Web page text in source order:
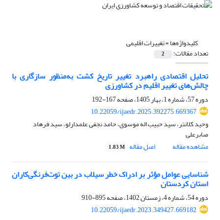
کلیدواژه‌ها =تغییرات اقلیمی
تعداد مقالات: 2
تحلیل اقتصادی راهبرد تغییر تاریخ کشت به‌منظور سازگاری با
چالش‌های تغییر اقلیم در کشاورزی
دوره 57، شماره 1، بهار 1405، صفحه
167-192
10.22059/ijaedr.2025.392275.669367
وحید کلانتر، سید حبیب اله موسوی، حامد نجفی علمدارلو، سید فرهاد
صابرعلی
مشاهده مقاله
اصل مقاله 1.83 M
شناسایی عوامل مؤثر بر ادراک خطر سیلاب در بین توت‌فرنگی‌کاران
استان کردستان
دوره 54، شماره 4، زمستان 1402، صفحه
895-910
10.22059/ijaedr.2023.349427.669182